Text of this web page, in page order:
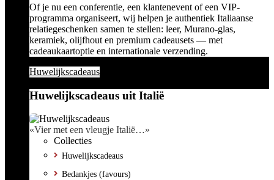
Of je nu een conferentie, een klantenevent of een VIP-
programma organiseert, wij helpen je authentiek Italiaanse
relatiegeschenken samen te stellen: leer, Murano-glas,
keramiek, olijfhout en premium cadeausets — met
cadeaukaartoptie en internationale verzending.
Huwelijkscadeaus
Huwelijkscadeaus uit Italië
«Vier met een vleugje Italië…»
Collecties
Huwelijkscadeaus
Bedankjes (favours)